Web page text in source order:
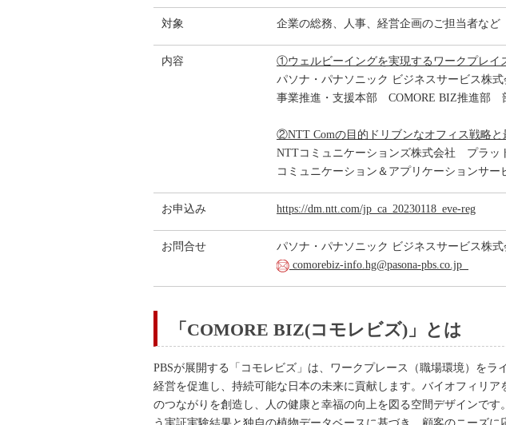
対象 企業の総務、人事、経営企画のご担当者など
内容
①ウェルビーイングを実現するワークプレイ
パソナ・パナソニック ビジネスサービス株式
事業推進・支援本部 COMORE BIZ推進部
②NTT Comの目的ドリブンなオフィス戦略
NTTコミュニケーションズ株式会社 プラッ
コミュニケーション＆アプリケーションサ
お申込み https://dm.ntt.com/jp_ca_20230118_eve-reg
お問合せ
パソナ・パナソニック ビジネスサービス株
comorebiz-info.hg@pasona-pbs.co.jp
「COMORE BIZ(コモレビズ)」とは
PBSが展開する「コモレビズ」は、ワークプレース（職場環境）を
経営を促進し、持続可能な日本の未来に貢献します。バイオフィリ
のつながりを創造し、人の健康と幸福の向上を図る空間デザインで